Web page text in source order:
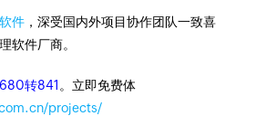
件 ，深受国内外项目协作团队一致喜
软件厂商。
转841 。立即免费体
projects/